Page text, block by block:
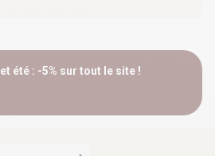
été : -5% sur tout le site !